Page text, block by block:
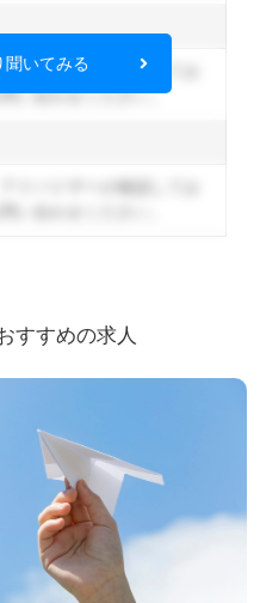
ドバイザーが確認してお
い合わせください。
聞いてみる
すすめの求人